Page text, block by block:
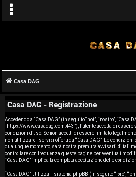
r
g
o
m
Casa DAG
Casa DAG - Registrazione
Accedendo a “Casa DAG” (in seguito “noi”, “nostro”, “Casa
“https://www.casadag.com:443”), l’utente accetta di
condizioni d’uso. Se non accetti di essere limitato
non utilizzare i servizi offerti da “Casa DAG”. Le condizioni
qualunque momento, sarà nostra premura avvisarti di tali
controllare con frequenza queste pagine per eventuali
“Casa DAG” implica la completa accettazione delle
“Casa DAG” utilizza il sistema phpBB (in seguito “loro”,